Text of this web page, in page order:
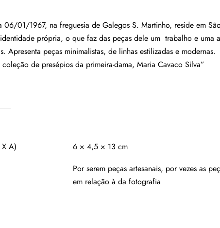
06/01/1967, na freguesia de Galegos S. Martinho, reside em
própria, o que faz das peças dele um trabalho e uma
Apresenta peças minimalistas, de linhas estilizadas e modernas.
de presépios da primeira-dama, Maria Cavaco Silva”
A) 6 × 4,5 × 13 cm
Por serem peças artesanais, por vezes as
em relação à da fotografia